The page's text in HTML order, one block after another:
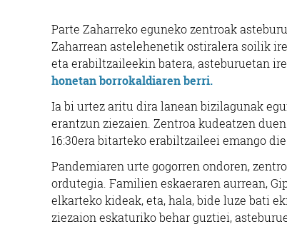
Parte Zaharreko eguneko zentroak
Zaharrean astelehenetik ostiralera soilik
eta erabiltzaileekin batera, asteburuetan
honetan borrokaldiaren berri.
Ia bi urtez aritu dira lanean bizilagunak
erantzun ziezaien. Zentroa kudeatzen
16:30era bitarteko erabiltzaileei emango die
Pandemiaren urte gogorren ondoren,
ordutegia. Familien eskaeraren aurrean,
elkarteko kideak, eta, hala, bide luze bati
ziezaion eskaturiko behar guztiei,